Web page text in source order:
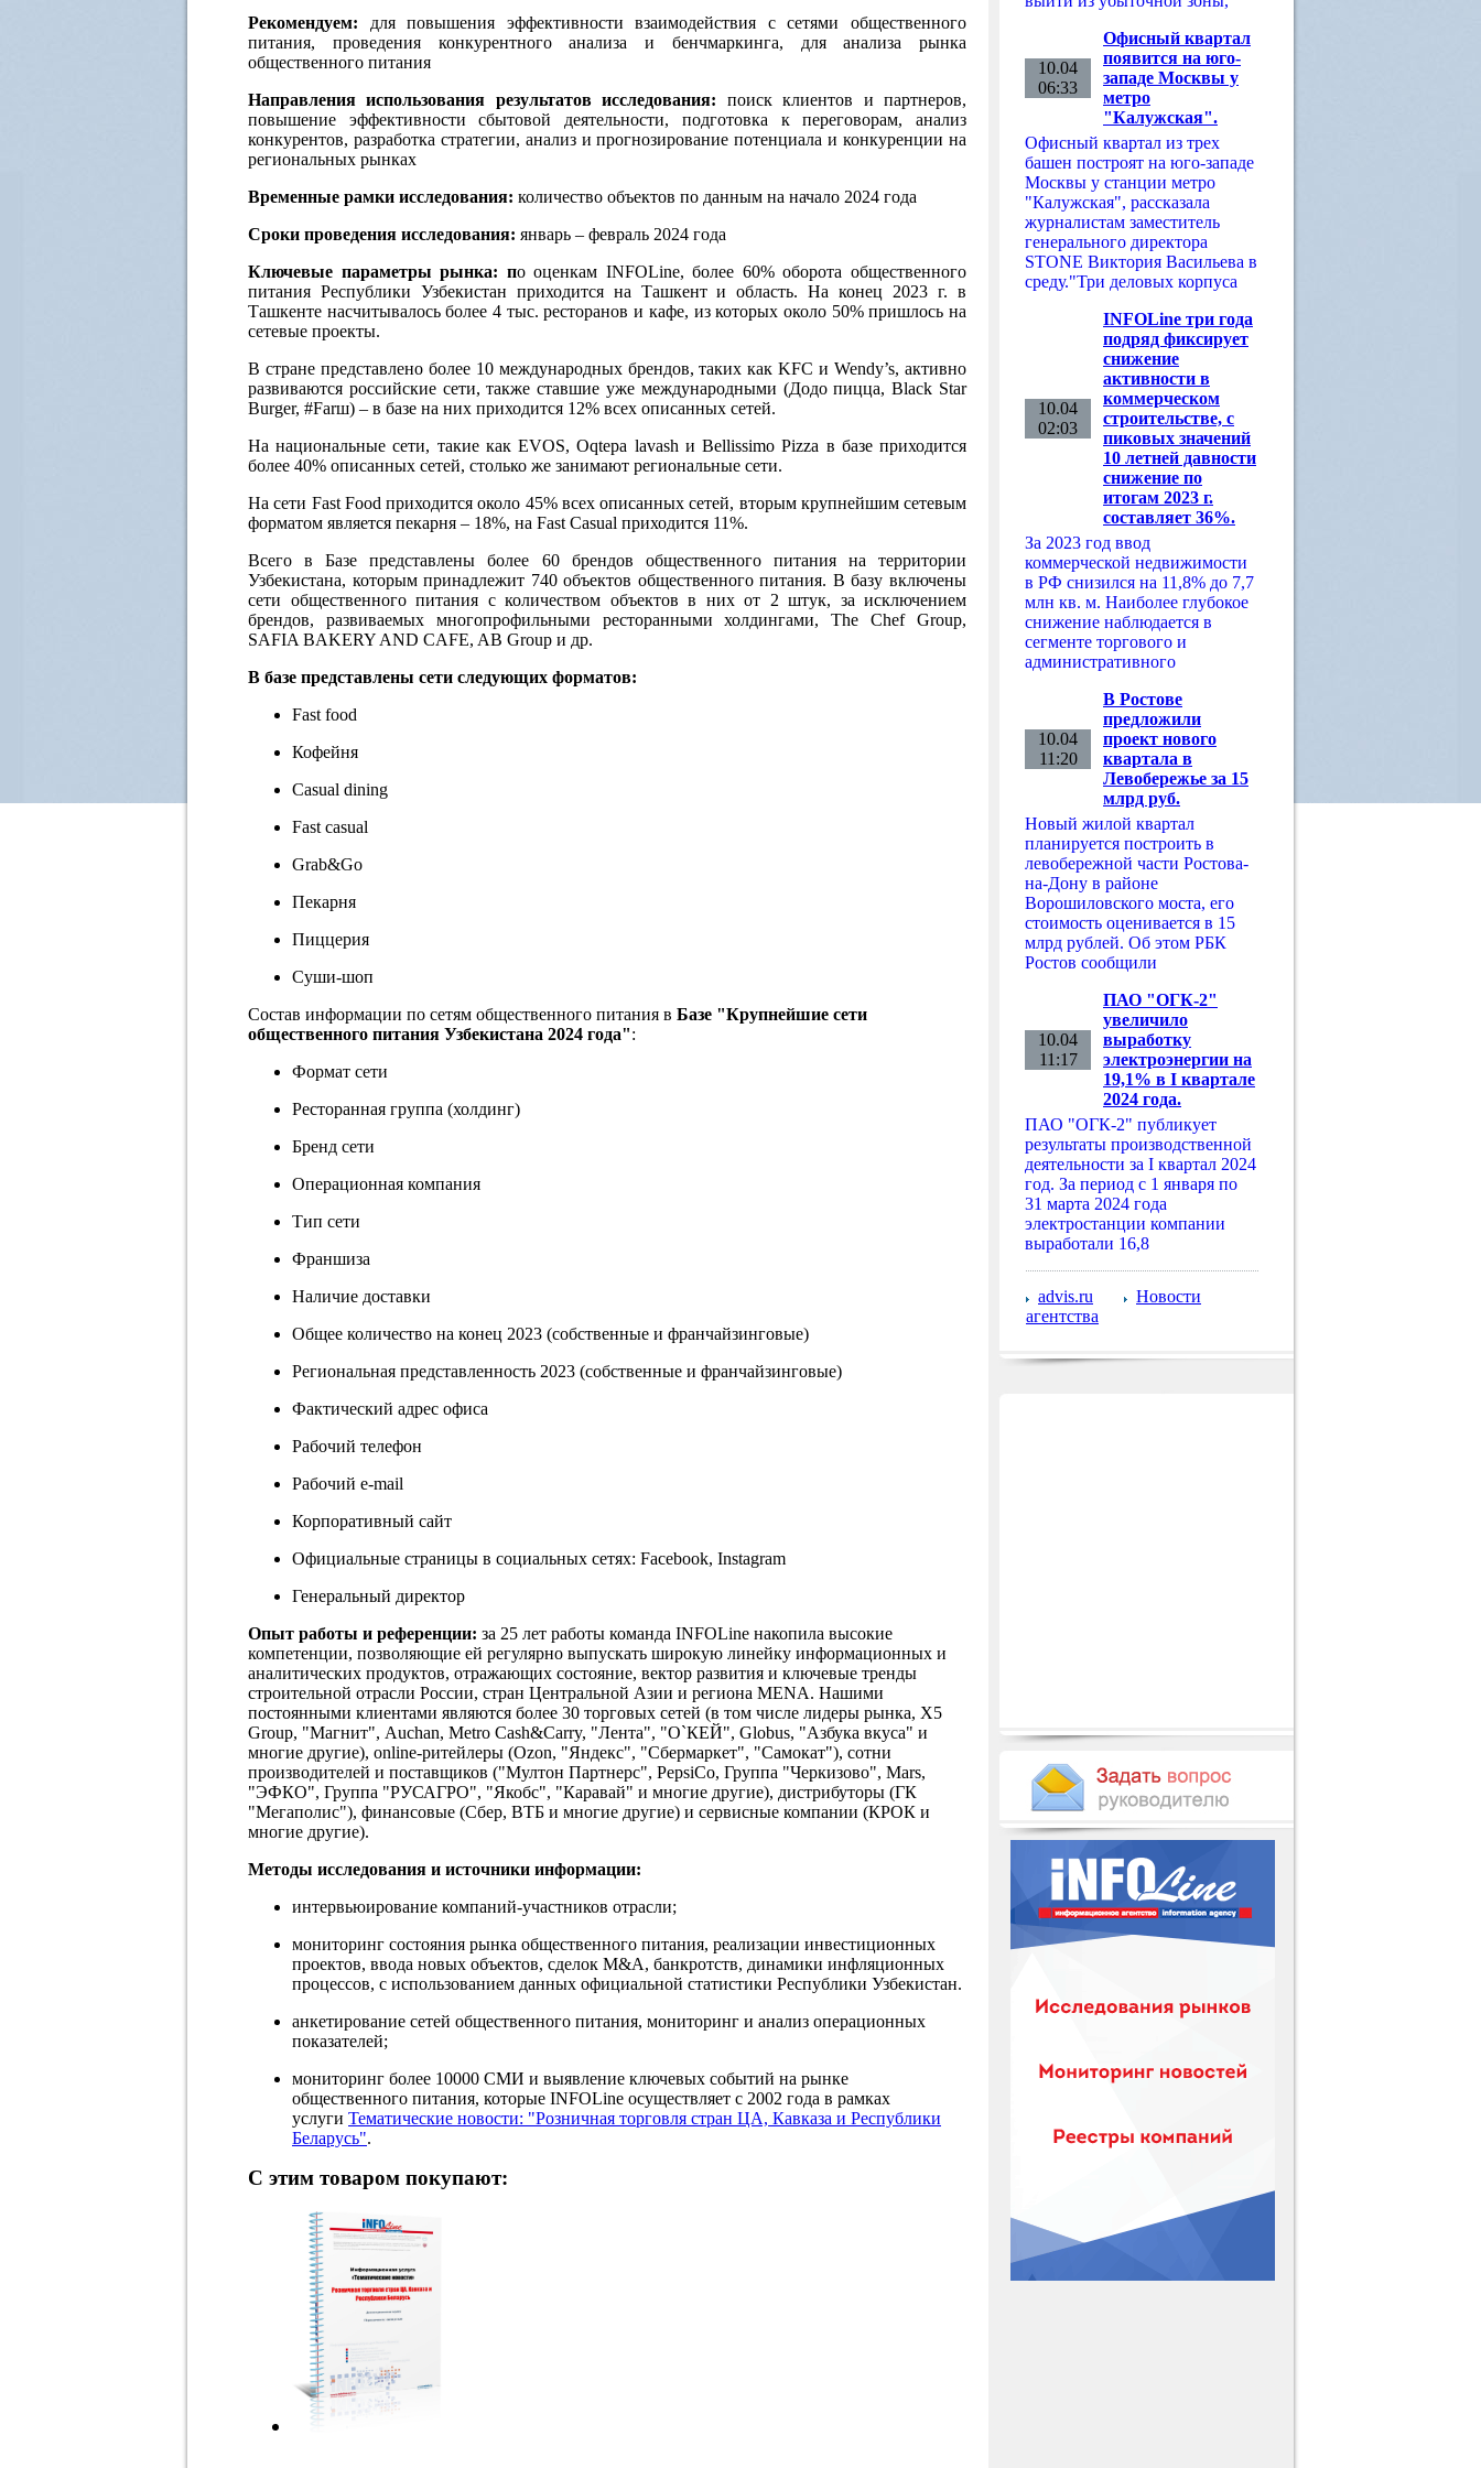
Рекомендуем: для повышения эффективности взаимодействия с сетями общественного
питания, проведения конкурентного анализа и бенчмаркинга, для анализа рынка
общественного питания
Направления использования результатов исследования: поиск клиентов и партнеров,
повышение эффективности сбытовой деятельности, подготовка к переговорам, анализ
конкурентов, разработка стратегии, анализ и прогнозирование потенциала и конкуренции на
региональных рынках
Временные рамки исследования: количество объектов по данным на начало 2024 года
Сроки проведения исследования: январь – февраль 2024 года
Ключевые параметры рынка: по оценкам INFOLine, более 60% оборота общественного
питания Республики Узбекистан приходится на Ташкент и область. На конец 2023 г. в
Ташкенте насчитывалось более 4 тыс. ресторанов и кафе, из которых около 50% пришлось на
сетевые проекты.
В стране представлено более 10 международных брендов, таких как KFC и Wendy’s, активно
развиваются российские сети, также ставшие уже международными (Додо пицца, Black Star
Burger, #Farш) – в базе на них приходится 12% всех описанных сетей.
На национальные сети, такие как EVOS, Oqtepa lavash и Bellissimo Pizza в базе приходится
более 40% описанных сетей, столько же занимают региональные сети.
На сети Fast Food приходится около 45% всех описанных сетей, вторым крупнейшим сетевым
форматом является пекарня – 18%, на Fast Casual приходится 11%.
Всего в Базе представлены более 60 брендов общественного питания на территории
Узбекистана, которым принадлежит 740 объектов общественного питания. В базу включены
сети общественного питания с количеством объектов в них от 2 штук, за исключением
брендов, развиваемых многопрофильными ресторанными холдингами, The Chef Group,
SAFIA BAKERY AND CAFE, AB Group и др.
В базе представлены сети следующих форматов:
Fast food
Кофейня
Casual dining
Fast casual
Grab&Go
Пекарня
Пиццерия
Суши-шоп
Состав информации по сетям общественного питания в Базе "Крупнейшие сети
общественного питания Узбекистана 2024 года":
Формат сети
Ресторанная группа (холдинг)
Бренд сети
Операционная компания
Тип сети
Франшиза
Наличие доставки
Общее количество на конец 2023 (собственные и франчайзинговые)
Региональная представленность 2023 (собственные и франчайзинговые)
Фактический адрес офиса
Рабочий телефон
Рабочий e-mail
Корпоративный сайт
Официальные страницы в социальных сетях: Facebook, Instagram
Генеральный директор
Опыт работы и референции: за 25 лет работы команда INFOLine накопила высокие
компетенции, позволяющие ей регулярно выпускать широкую линейку информационных и
аналитических продуктов, отражающих состояние, вектор развития и ключевые тренды
строительной отрасли России, стран Центральной Азии и региона MENA. Нашими
постоянными клиентами являются более 30 торговых сетей (в том числе лидеры рынка, X5
Group, "Магнит", Auchan, Metro Cash&Carry, "Лента", "О`КЕЙ", Globus, "Азбука вкуса" и
многие другие), online-ритейлеры (Ozon, "Яндекс", "Сбермаркет", "Самокат"), сотни
производителей и поставщиков ("Мултон Партнерс", PepsiCo, Группа "Черкизово", Mars,
"ЭФКО", Группа "РУСАГРО", "Якобс", "Каравай" и многие другие), дистрибуторы (ГК
"Мегаполис"), финансовые (Сбер, ВТБ и многие другие) и сервисные компании (КРОК и
многие другие).
Методы исследования и источники информации:
интервьюирование компаний-участников отрасли;
мониторинг состояния рынка общественного питания, реализации инвестиционных
проектов, ввода новых объектов, сделок M&A, банкротств, динамики инфляционных
процессов, с использованием данных официальной статистики Республики Узбекистан.
анкетирование сетей общественного питания, мониторинг и анализ операционных
показателей;
мониторинг более 10000 СМИ и выявление ключевых событий на рынке
общественного питания, которые INFOLine осуществляет с 2002 года в рамках
услуги Тематические новости: "Розничная торговля стран ЦА, Кавказа и Республики
Беларусь".
С этим товаром покупают:
10.04
06:33
Офисный квартал
появится на юго-
западе Москвы у
метро
"Калужская".
Офисный квартал из трех
башен построят на юго-западе
Москвы у станции метро
"Калужская", рассказала
журналистам заместитель
генерального директора
STONE Виктория Васильева в
среду."Три деловых корпуса
10.04
02:03
INFOLine три года
подряд фиксирует
снижение
активности в
коммерческом
строительстве, с
пиковых значений
10 летней давности
снижение по
итогам 2023 г.
составляет 36%.
За 2023 год ввод
коммерческой недвижимости
в РФ снизился на 11,8% до 7,7
млн кв. м. Наиболее глубокое
снижение наблюдается в
сегменте торгового и
административного
10.04
11:20
В Ростове
предложили
проект нового
квартала в
Левобережье за 15
млрд руб.
Новый жилой квартал
планируется построить в
левобережной части Ростова-
на-Дону в районе
Ворошиловского моста, его
стоимость оценивается в 15
млрд рублей. Об этом РБК
Ростов сообщили
10.04
11:17
ПАО "ОГК-2"
увеличило
выработку
электроэнергии на
19,1% в I квартале
2024 года.
ПАО "ОГК-2" публикует
результаты производственной
деятельности за I квартал 2024
год. За период с 1 января по
31 марта 2024 года
электростанции компании
выработали 16,8
advis.ru
Новости
агентства